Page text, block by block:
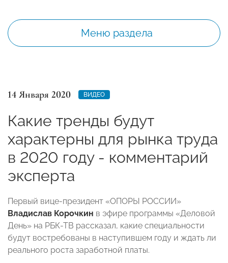
Меню раздела
14 Января 2020 ВИДЕО
Какие тренды будут
характерны для рынка труда
в 2020 году - комментарий
эксперта
Первый вице-президент «ОПОРЫ РОССИИ»
Владислав Корочкин в эфире программы «Деловой
День» на РБК-ТВ рассказал, какие специальности
будут востребованы в наступившем году и ждать ли
реального роста заработной платы.